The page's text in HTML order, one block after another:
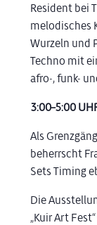
Resident bei
melodisches
Wurzeln und
Techno mit
afro-, funk-
3:00–5:00
Als
beherrscht
Sets Timing
Die
„Kuir Art